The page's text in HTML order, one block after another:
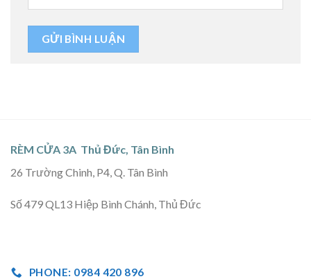
RÈM CỬA 3A Thủ Đức, Tân Bình
26 Trường Chinh, P4, Q. Tân Bình
Số 479 QL13 Hiệp Bình Chánh, Thủ Đức
PHONE: 0984 420 896